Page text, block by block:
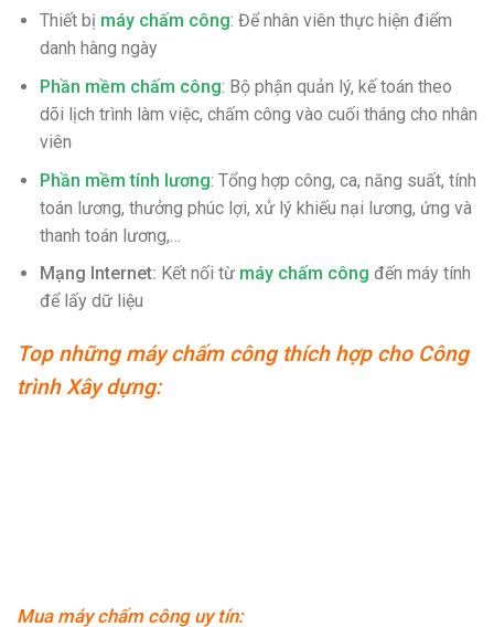
Thiết bị máy chấm công: Để nhân viên thực hiện điểm
danh hàng ngày
Phần mềm chấm công: Bộ phận quản lý, kế toán theo
dõi lịch trình làm việc, chấm công vào cuối tháng cho nhân
viên
Phần mềm tính lương: Tổng hợp công, ca, năng suất, tính
toán lương, thưởng phúc lợi, xử lý khiếu nại lương, ứng và
thanh toán lương,…
Mạng Internet: Kết nối từ máy chấm công đến máy tính
để lấy dữ liệu
Top những máy chấm công thích hợp cho Công
trình Xây dựng:
Mua máy chấm cônguy tín: